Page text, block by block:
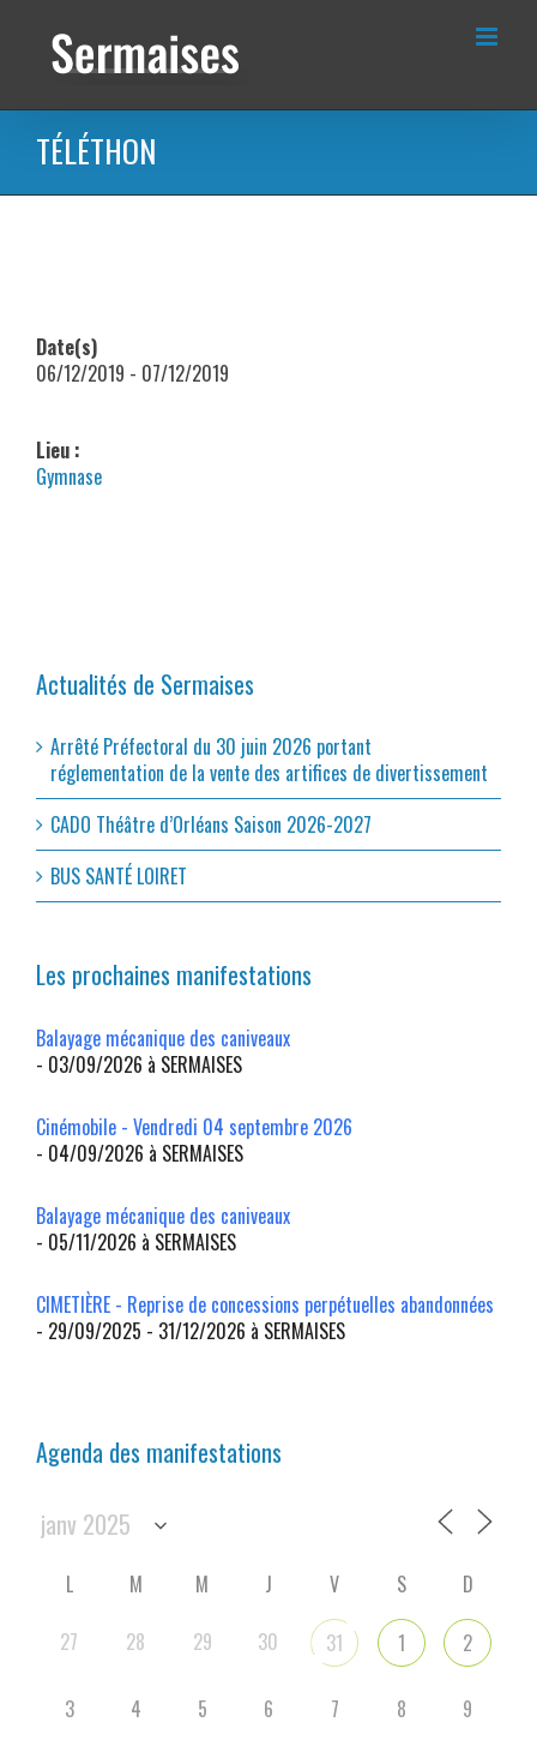
contenu
TÉLÉTHON
Date(s)
06/12/2019 - 07/12/2019
Lieu :
Gymnase
Actualités de Sermaises
Arrêté Préfectoral du 30 juin 2026 portant
réglementation de la vente des artifices de divertissement
CADO Théâtre d’Orléans Saison 2026-2027
BUS SANTÉ LOIRET
Les prochaines manifestations
Balayage mécanique des caniveaux
- 03/09/2026 à SERMAISES
Cinémobile - Vendredi 04 septembre 2026
- 04/09/2026 à SERMAISES
Balayage mécanique des caniveaux
- 05/11/2026 à SERMAISES
CIMETIÈRE - Reprise de concessions perpétuelles abandonnées
- 29/09/2025 - 31/12/2026 à SERMAISES
Agenda des manifestations
L M M J V S
D
27
28 29 30 31 1 2
3 4 5 6 7 8 9